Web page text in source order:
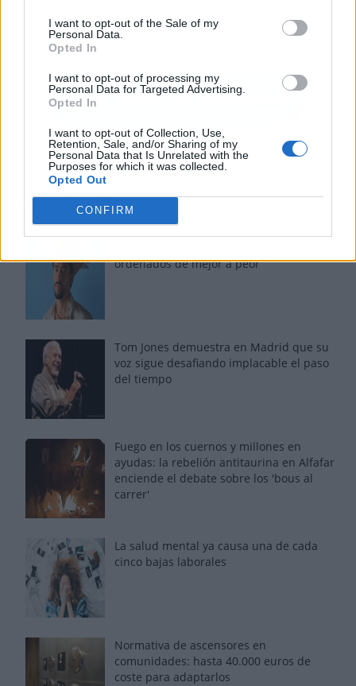
I want to opt-out of the Sale of my
Personal Data.
Opted In
I want to opt-out of processing my
Personal Data for Targeted Advertising.
Opted In
I want to opt-out of Collection, Use,
Retention, Sale, and/or Sharing of my
Personal Data that Is Unrelated with the
Purposes for which it was collected.
Opted Out
CONFIRM
Los más vistos
ordenados de mejor a peor
Tom Jones demuestra en Madrid que su
voz sigue desafiando implacable el paso
del tiempo
Fuego en los cuernos y millones en
ayudas: la rebelión antitaurina en Alfafar
enciende el debate sobre los 'bous al
carrer'
La salud mental ya causa una de cada
cinco bajas laborales
Normativa de ascensores en
comunidades: hasta 40.000 euros de
coste para adaptarlos